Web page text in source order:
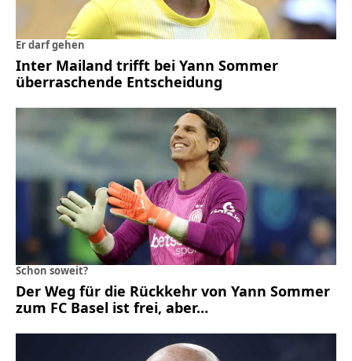
Er darf gehen
Inter Mailand trifft bei Yann Sommer
überraschende Entscheidung
Schon soweit?
Der Weg für die Rückkehr von Yann Sommer
zum FC Basel ist frei, aber…